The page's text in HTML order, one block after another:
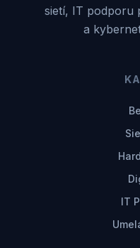
sietí, IT podporu
a
IT